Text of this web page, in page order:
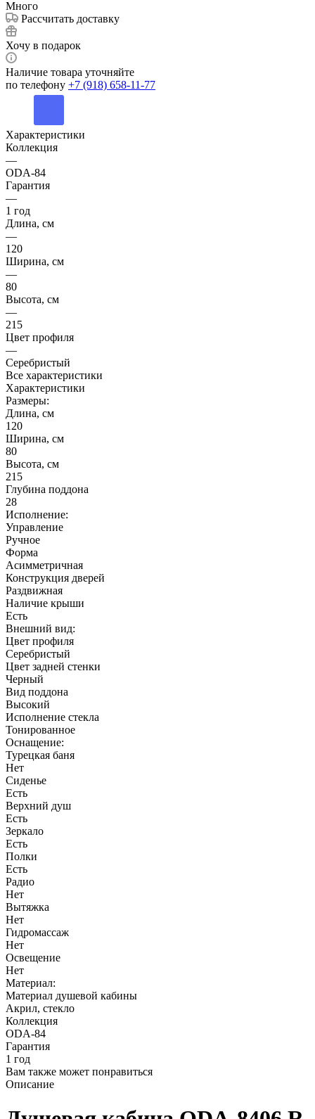
Много
Рассчитать доставку
Хочу в подарок
Наличие товара уточняйте
по телефону +7 (918) 658-11-77
Характеристики
Коллекция
—
ODA-84
Гарантия
—
1 год
Длина, см
—
120
Ширина, см
—
80
Высота, см
—
215
Цвет профиля
—
Серебристый
Все характеристики
Характеристики
Размеры:
Длина, см
120
Ширина, см
80
Высота, см
215
Глубина поддона
28
Исполнение:
Управление
Ручное
Форма
Асимметричная
Конструкция дверей
Раздвижная
Наличие крыши
Есть
Внешний вид:
Цвет профиля
Серебристый
Цвет задней стенки
Черный
Вид поддона
Высокий
Исполнение стекла
Тонированное
Оснащение:
Турецкая баня
Нет
Сиденье
Есть
Верхний душ
Есть
Зеркало
Есть
Полки
Есть
Радио
Нет
Вытяжка
Нет
Гидромассаж
Нет
Освещение
Нет
Материал:
Материал душевой кабины
Акрил, стекло
Коллекция
ODA-84
Гарантия
1 год
Вам также может понравиться
Описание